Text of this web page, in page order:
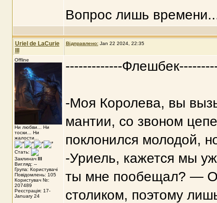
Вопрос лишь
Uriel de LaCurie
Відправлено: Jan 22 2024, 22:35
Offline
Ни любви... Ни
тоски... Ни
жалости...
Стать:
Заклинач III
Вигляд: --
Група: Користувачі
Повідомлень: 105
Користувач №:
207489
Реєстрація: 17-
January 24
-------------
-Моя Королева, вы
мантии, со звоном
поклонился молодой,
-Уриель, кажется мы
ты мне пообещал? —
столиком, поэтому